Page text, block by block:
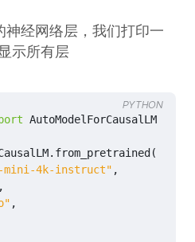
神经网络层，我们打印一
示所有层
AutoModelForCausalLM
. from_pretrained (
mini-4k-instruct" ,
,
,
PYTHON